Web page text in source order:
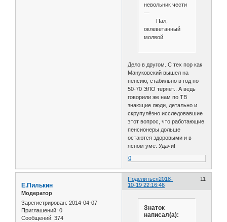
невольник чести
—
Пал,
оклеветанный
молвой.
Дело в другом..С тех пор как
Мануковский вышел на
пенсию, стабильно в год по
50-70 ЭЛО теряет.. А ведь
говорили же нам по ТВ
знающие люди, детально и
скрупулёзно исследовавшие
этот вопрос, что работающие
пенсионеры дольше
остаются здоровыми и в
ясном уме. Удачи!
0
Поделиться 11
2018-
10-19 22:16:46
Е.Пилькин
Модератор
Зарегистрирован: 2014-04-07
Приглашений: 0
Сообщений: 374
Знаток
написал(а):